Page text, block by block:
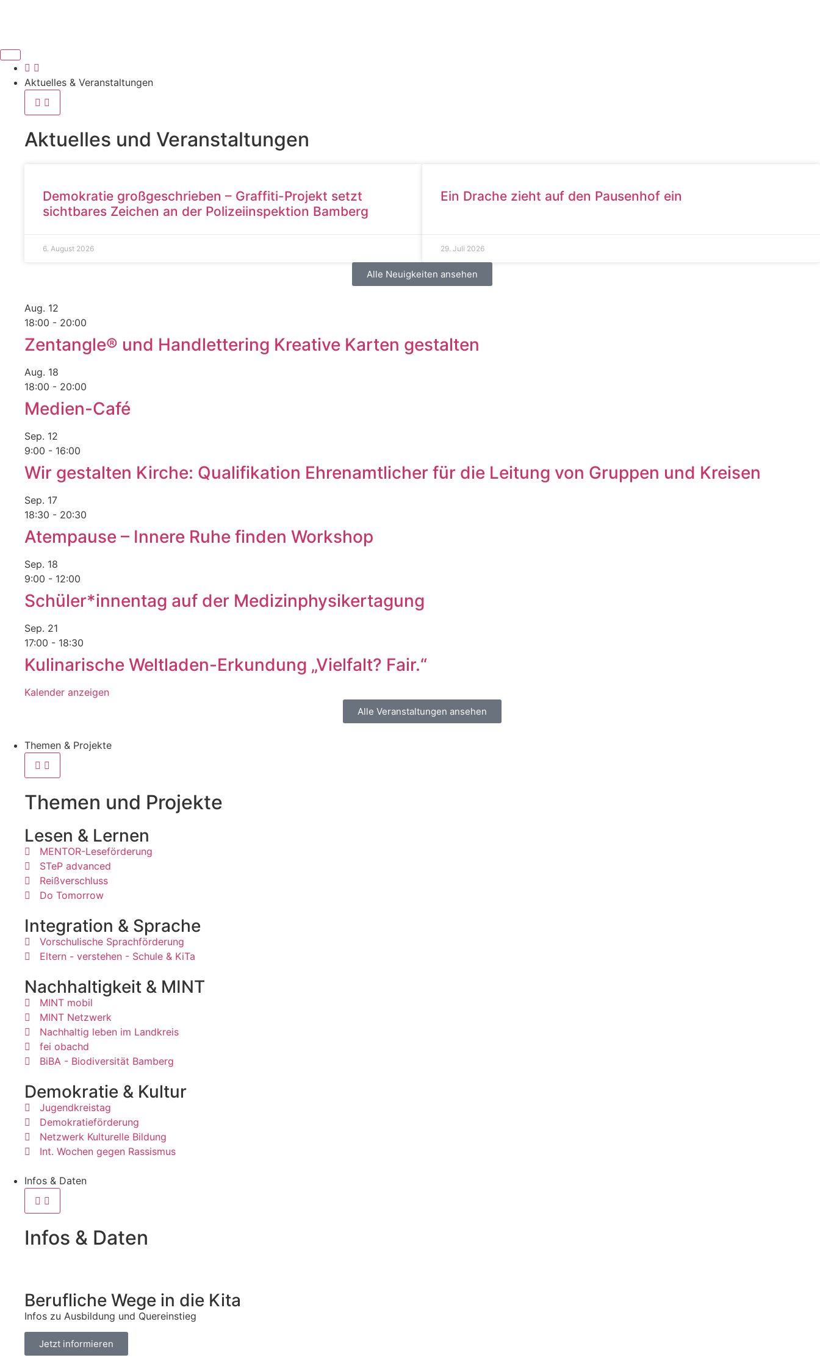
Aktuelles & Veranstaltungen
Aktuelles und Veranstaltungen
Demokratie großgeschrieben – Graffiti-Projekt setzt
sichtbares Zeichen an der Polizeiinspektion Bamberg
6. August 2026
Ein Drache zieht auf den Pausenhof ein
29. Juli 2026
Alle Neuigkeiten ansehen
Aug. 12
18:00 - 20:00
Zentangle® und Handlettering Kreative Karten gestalten
Aug. 18
18:00 - 20:00
Medien-Café
Sep. 12
9:00 - 16:00
Wir gestalten Kirche: Qualifikation Ehrenamtlicher für die Leitung von Gruppen und Kreisen
Sep. 17
18:30 - 20:30
Atempause – Innere Ruhe finden Workshop
Sep. 18
9:00 - 12:00
Schüler*innentag auf der Medizinphysikertagung
Sep. 21
17:00 - 18:30
Kulinarische Weltladen-Erkundung „Vielfalt? Fair.“
Kalender anzeigen
Alle Veranstaltungen ansehen
Themen & Projekte
Themen und Projekte
Lesen & Lernen
MENTOR-Leseförderung
STeP advanced
Reißverschluss
Do Tomorrow
Integration & Sprache
Vorschulische Sprachförderung
Eltern - verstehen - Schule & KiTa
Nachhaltigkeit & MINT
MINT mobil
MINT Netzwerk
Nachhaltig leben im Landkreis
fei obachd
BiBA - Biodiversität Bamberg
Demokratie & Kultur
Jugendkreistag
Demokratieförderung
Netzwerk Kulturelle Bildung
Int. Wochen gegen Rassismus
Infos & Daten
Infos & Daten
Berufliche Wege in die Kita
Infos zu Ausbildung und Quereinstieg
Jetzt informieren